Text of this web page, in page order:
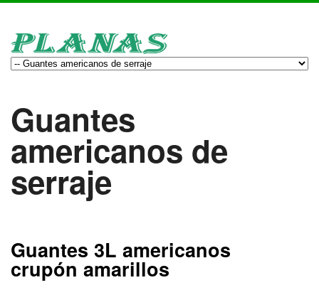
Guantes
americanos de
serraje
Guantes 3L americanos
crupón amarillos